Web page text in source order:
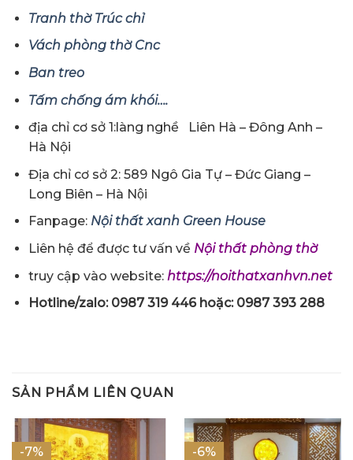
Tranh thờ Trúc chỉ
Vách phòng thờ Cnc
Ban treo
Tấm chống ám khói….
địa chỉ cơ sở 1:làng nghề Liên Hà – Đông Anh –
Hà Nội
Địa chỉ cơ sở 2: 589 Ngô Gia Tự – Đức Giang –
Long Biên – Hà Nội
Fanpage: Nội thất xanh Green House
Liên hệ để được tư vấn về Nội thất phòng thờ
truy cập vào website: https://noithatxanhvn.net
Hotline/zalo: 0987 319 446 hoặc: 0987 393 288
SẢN PHẨM LIÊN QUAN
-7% -6%